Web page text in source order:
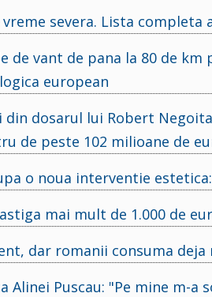
severa. Lista
de vant de pana la 80 de
european
dosarul lui Robert
de peste 102 milioane de
o noua interventie
mai mult de 1.000 de
dar romanii consuma
Alinei Puscau: "Pe mine m-a